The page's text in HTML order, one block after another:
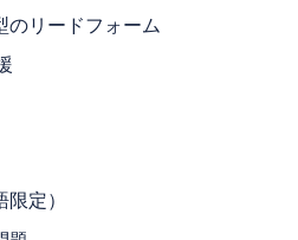
のリードフォーム
定）